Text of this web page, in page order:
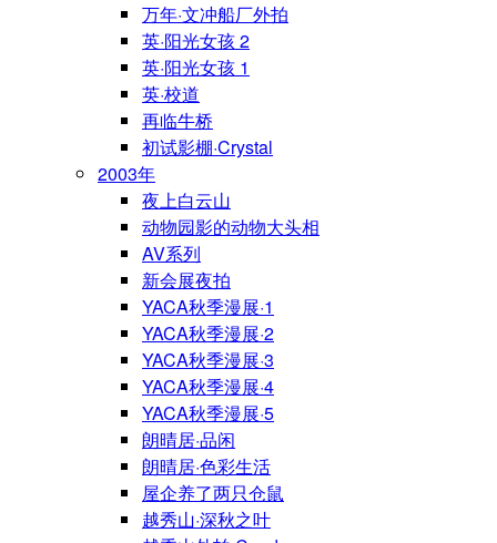
万年·文冲船厂外拍
英·阳光女孩 2
英·阳光女孩 1
英·校道
再临牛桥
初试影棚·Crystal
2003年
夜上白云山
动物园影的动物大头相
AV系列
新会展夜拍
YACA秋季漫展·1
YACA秋季漫展·2
YACA秋季漫展·3
YACA秋季漫展·4
YACA秋季漫展·5
朗晴居·品闲
朗晴居·色彩生活
屋企养了两只仓鼠
越秀山·深秋之叶